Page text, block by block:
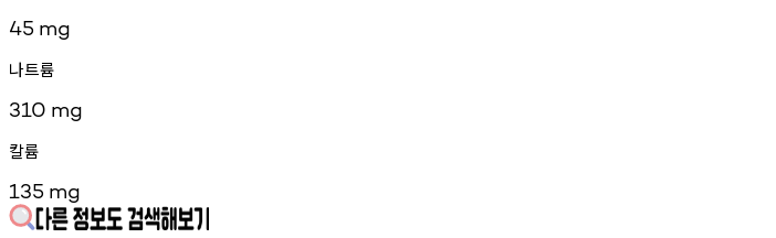
45 mg
나트륨
310 mg
칼륨
135 mg